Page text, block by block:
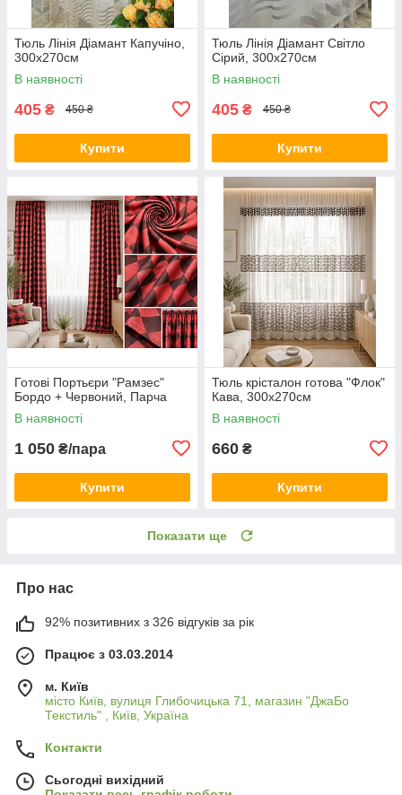
Тюль Лінія Діамант Капучіно,
300х270см
В наявності
405 ₴ 450 ₴
Купити
Тюль Лінія Діамант Світло
Сірий, 300х270см
В наявності
405 ₴ 450 ₴
Купити
Готові Портьєри "Рамзес"
Бордо + Червоний, Парча
В наявності
1 050 ₴/пара
Купити
Тюль крісталон готова "Флок"
Кава, 300х270см
В наявності
660 ₴
Купити
Показати ще
Про нас
92% позитивних з 326 відгуків за рік
Працює з 03.03.2014
м. Київ
місто Київ, вулиця Глибочицька 71, магазин "ДжаБо
Текстиль" , Київ, Україна
Контакти
Сьогодні вихідний